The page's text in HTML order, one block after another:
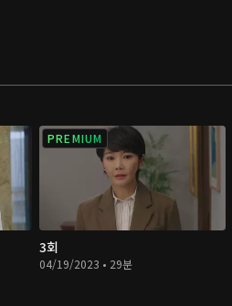
PREMIUM
3회
04/19/2023 • 29분